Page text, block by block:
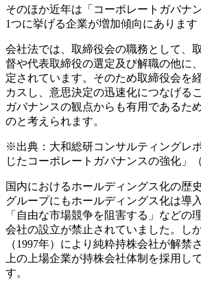
そのほか近年は「コーポレートガバナ
1つに挙げる企業が増加傾向にあります
会社法では、取締役会の職務として、
督や代表取締役の選定及び解職の他に
定されています。そのため取締役会を
カスし、意思決定の迅速化につなげる
ガバナンスの観点からも有用であるた
のと考えられます。
※出典：大和総研コンサルティングレ
じたコーポレートガバナンスの強化」（
国内におけるホールディングス化の歴
グループにもホールディングス化は導
「自由な市場競争を阻害する」などの
会社の設立が禁止されていました。し
（1997年）により純粋持株会社が解禁
上の上場企業が持株会社体制を採用し
す。